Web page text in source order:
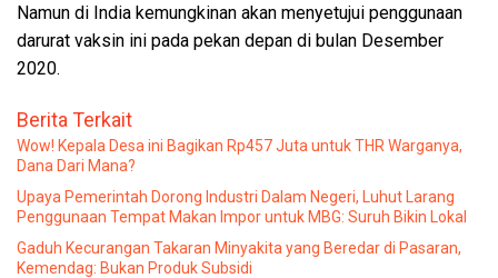
Namun di India kemungkinan akan menyetujui penggunaan
darurat vaksin ini pada pekan depan di bulan Desember
2020.
Berita Terkait
Wow! Kepala Desa ini Bagikan Rp457 Juta untuk THR Warganya,
Dana Dari Mana?
Upaya Pemerintah Dorong Industri Dalam Negeri, Luhut Larang
Penggunaan Tempat Makan Impor untuk MBG: Suruh Bikin Lokal
Gaduh Kecurangan Takaran Minyakita yang Beredar di Pasaran,
Kemendag: Bukan Produk Subsidi